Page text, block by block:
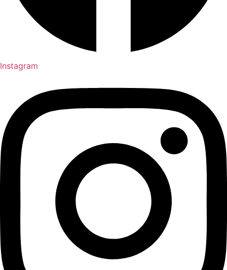
Instagram